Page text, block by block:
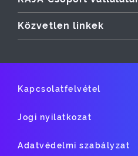
Közvetlen linkek
Kapcsolatfelvétel
Jogi nyilatkozat
Adatvédelmi szabályzat